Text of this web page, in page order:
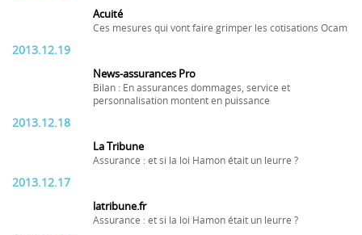
Acuité
Ces mesures qui vont faire grimper les cotisations Ocam
2013.12.19
News-assurances Pro
Bilan : En assurances dommages, service et
personnalisation montent en puissance
2013.12.18
La Tribune
Assurance : et si la loi Hamon était un leurre ?
2013.12.17
latribune.fr
Assurance : et si la loi Hamon était un leurre ?